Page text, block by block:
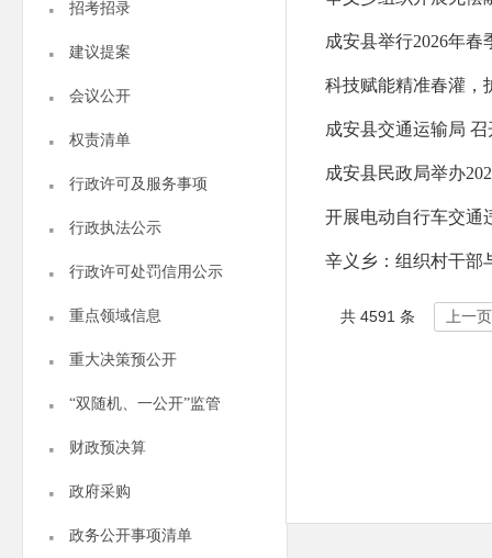
招考招录
· 建议提案
· 会议公开
· 权责清单
· 行政许可及服务事项
· 行政执法公示
· 行政许可处罚信用公示
· 重点领域信息
· 重大决策预公开
· “双随机、一公开”监管
· 财政预决算
· 政府采购
· 政务公开事项清单
成安县举行2026年
科技赋能精准春灌，
成安县交通运输局
成安县民政局举办
开展电动自行车交通
辛义乡：组织村干部
共 4591 条 上一页